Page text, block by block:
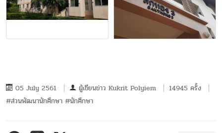
05 July 2561 ผู้เขียนข่าว Kukrit Polyiem
14945 ครั้ง
#ส่วนพัฒนานักศึกษา #นักศึกษา